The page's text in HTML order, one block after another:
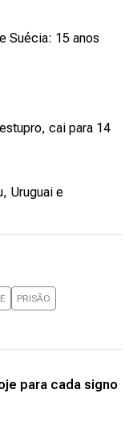
Suécia: 15 anos
cai para 14
Uruguai e
PRISÃO
para cada signo